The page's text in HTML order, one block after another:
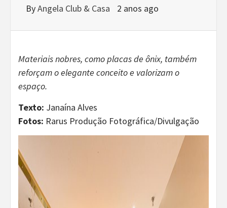
ByAngela Club & Casa 2 anos ago
Materiais nobres, como placas de ônix, também
reforçam o elegante conceito e valorizam o
espaço.
Texto: Janaína Alves
Fotos: Rarus Produção Fotográfica/Divulgação